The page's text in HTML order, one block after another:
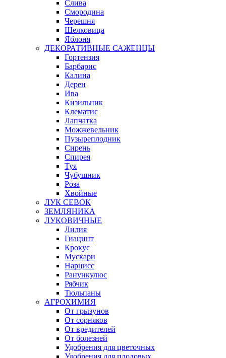
Слива
Смородина
Черешня
Шелковица
Яблоня
ДЕКОРАТИВНЫЕ САЖЕНЦЫ
Гортензия
Барбарис
Калина
Дерен
Ива
Кизильник
Клематис
Лапчатка
Можжевельник
Пузыреплодник
Сирень
Спирея
Туя
Чубушник
Роза
Хвойные
ЛУК СЕВОК
ЗЕМЛЯНИКА
ЛУКОВИЧНЫЕ
Лилия
Гиацинт
Крокус
Мускари
Нарцисс
Ранункулюс
Рябчик
Тюльпаны
АГРОХИМИЯ
От грызунов
От сорняков
От вредителей
От болезней
Удобрения для цветочных